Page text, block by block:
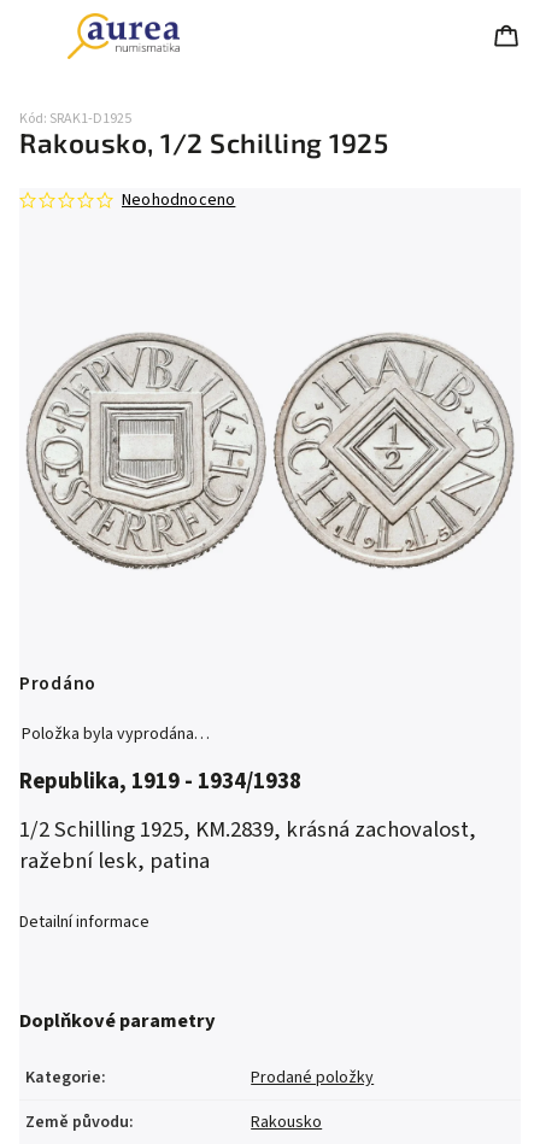
Rakousko, 1/2 Schilling 1925
Kód: SRAK1-D1925
Neohodnoceno
Prodáno
Položka byla vyprodána…
Republika, 1919 - 1934/1938
1/2 Schilling 1925, KM.2839, krásná zachovalost,
ražební lesk, patina
Detailní informace
Doplňkové parametry
Kategorie:
Prodané položky
Země původu:
Rakousko